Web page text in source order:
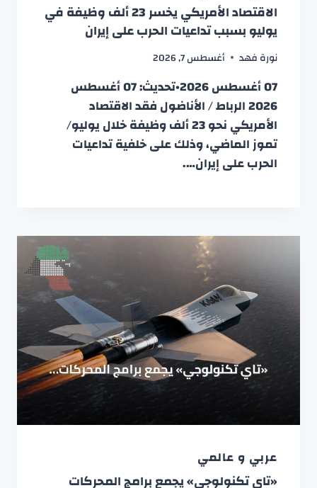
الاقتصاد الأمريكي يخسر 23 ألف وظيفة في
يوليو بسبب تداعيات الحرب على إيران
نورة فهد أغسطس 7, 2026
07 أغسطس 2026•تحديث: 07 أغسطس
2026 الرباط / الأناضول فقد الاقتصاد
الأمريكي نحو 23 ألف وظيفة خلال يوليو/
تموز الماضي، وذلك على خلفية تداعيات
الحرب على إيران….
عربي و عالمي
«تاي تكنولوجي» يجمع برامج المحركات